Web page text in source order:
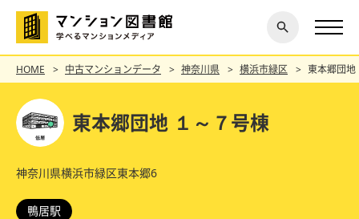
探す
閉じ
る
HOME 中古マンションデータ 神奈川県 横浜市緑区 東本郷団地
東本郷団地 １～７号棟
神奈川県横浜市緑区東本郷6
鴨居駅